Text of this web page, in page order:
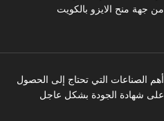
من جهة منح الايزو بالكويت
أهم الصناعات التي تحتاج إلى الحصول
على شهادة الجودة بشكل عاجل